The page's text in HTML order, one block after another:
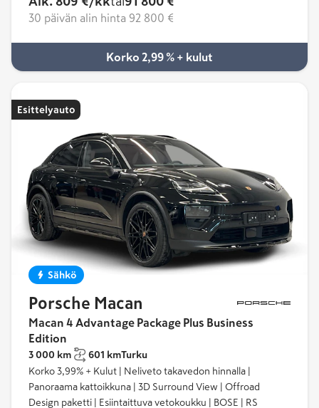
30 päivän alin hinta 92 800 €
Korko 2,99 % + kulut
Esittelyauto
Sähkö
Porsche Macan
Macan 4 Advantage Package Plus Business
Edition
3 000 km 601 kmTurku
Korko 3,99% + Kulut | Neliveto takavedon hinnalla |
Panoraama kattoikkuna | 3D Surround View | Offroad
Design paketti | Esiintaittuva vetokoukku | BOSE | RS